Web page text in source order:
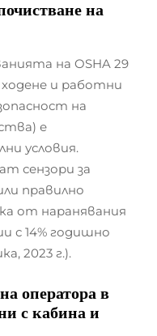
на
на OSHA 29
ходене и работни
на
е
условия.
сензори за
правилно
от наранявания
с 14% годишно
2023 г.).
оператора в
с кабина и